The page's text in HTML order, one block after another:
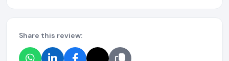
Share this review: